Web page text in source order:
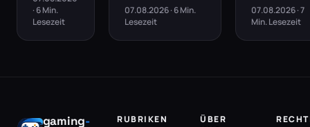
· 6 Min.
Lesezeit
07.08.2026 · 6 Min.
Lesezeit
07.08.2026 · 7
Min. Lesezeit
gaming-
RUBRIKEN
ÜBER